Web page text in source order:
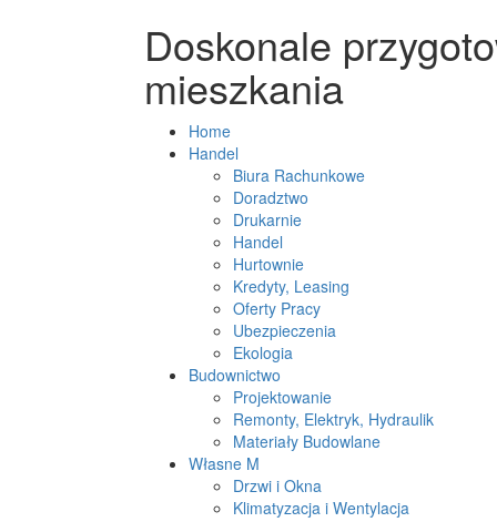
Doskonale
mieszkania
Home
Handel
Biura Rachunkowe
Doradztwo
Drukarnie
Handel
Hurtownie
Kredyty, Leasing
Oferty Pracy
Ubezpieczenia
Ekologia
Budownictwo
Projektowanie
Remonty, Elektryk, Hydraulik
Materiały Budowlane
Własne M
Drzwi i Okna
Klimatyzacja i Wentylacja